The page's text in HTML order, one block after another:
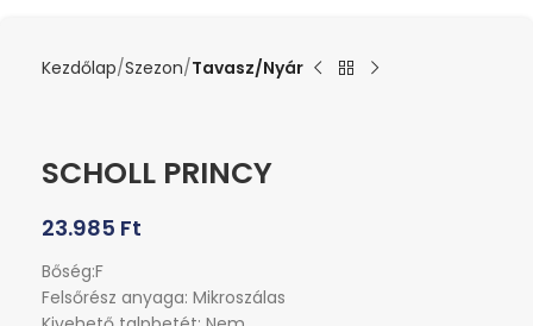
Kezdőlap Szezon Tavasz/Nyár
SCHOLL PRINCY
23.985 Ft
Bőség:F
Felsőrész anyaga: Mikroszálas